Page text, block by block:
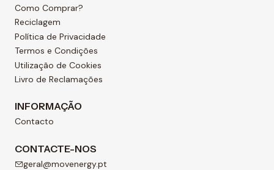
Como Comprar?
Reciclagem
Política de Privacidade
Termos e Condições
Utilização de Cookies
Livro de Reclamações
INFORMAÇÃO
Contacto
CONTACTE-NOS
geral@movenergy.pt